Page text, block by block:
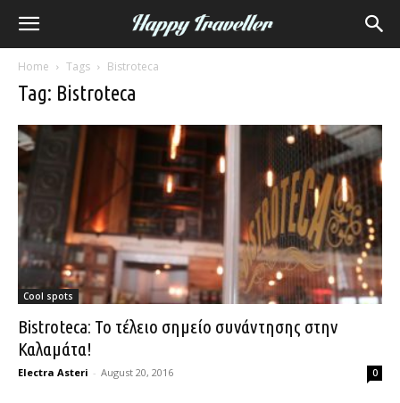
Home Tags Bistroteca
Tag: Bistroteca
Cool spots
Bistroteca: Το τέλειο σημείο συνάντησης στην
Καλαμάτα!
Electra Asteri - August 20, 2016 0